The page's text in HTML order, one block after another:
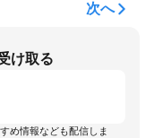
次へ
け取る
め情報なども配信しま